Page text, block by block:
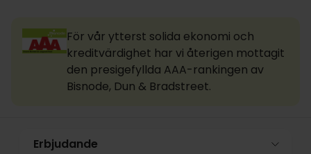
För vår ytterst solida ekonomi och
kreditvärdighet har vi återigen mottagit
den presigefyllda AAA-rankingen av
Bisnode, Dun & Bradstreet.
Erbjudande